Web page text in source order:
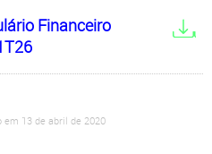
Financeiro
13 de abril de 2020